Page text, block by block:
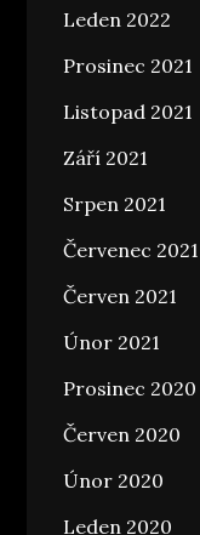
Leden 2022
Prosinec 2021
Listopad 2021
Září 2021
Srpen 2021
Červenec 2021
Červen 2021
Únor 2021
Prosinec 2020
Červen 2020
Únor 2020
Leden 2020